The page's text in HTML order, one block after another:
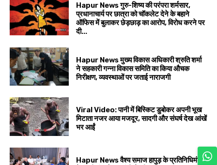
Hapur News गुरु-शिष्य की परंपरा शर्मसार,
प्रधानाचार्य पर छात्रा को चॉकलेट देने के बहाने
ऑफिस में बुलाकर छेड़छाड़ का आरोप, विरोध करने पर
दी...
Hapur News मुख्य विकास अधिकारी श्रुति शर्मा
ने सहकारी गन्ना विकास समिति का किया औचक
निरीक्षण, व्यवस्थाओं पर जताई नाराजगी
Viral Video: पानी में बिस्किट डुबोकर अपनी भूख
मिटाता नजर आया मजदूर, सादगी और संघर्ष देख आंखें
भर आईं
Hapur News वैश्य समाज हापुड़ के प्रतिनिधिमंडल